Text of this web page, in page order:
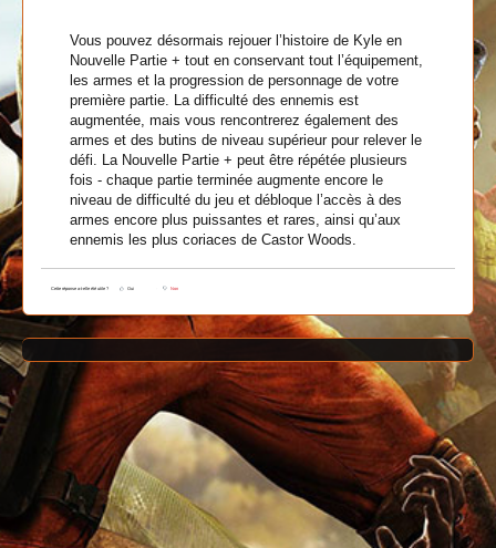
Vous pouvez désormais rejouer l’histoire de Kyle en
Nouvelle Partie + tout en conservant tout l’équipement,
les armes et la progression de personnage de votre
première partie. La difficulté des ennemis est
augmentée, mais vous rencontrerez également des
armes et des butins de niveau supérieur pour relever le
défi. La Nouvelle Partie + peut être répétée plusieurs
fois - chaque partie terminée augmente encore le
niveau de difficulté du jeu et débloque l’accès à des
armes encore plus puissantes et rares, ainsi qu’aux
ennemis les plus coriaces de Castor Woods.
Cette réponse a-t-elle été utile ? Oui Non